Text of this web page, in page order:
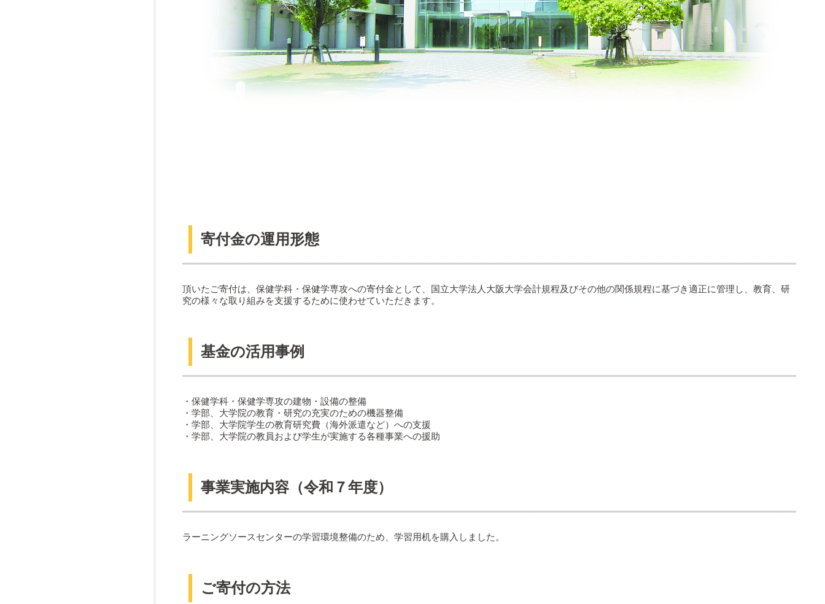
寄付金の運用形態
頂いたご寄付は、保健学科・保健学専攻への寄付金として、国立大学法人大阪大学会計規程及びその他の関係規程に基づき適正に管理し、教育、研
究の様々な取り組みを支援するために使わせていただきます。
基金の活用事例
・保健学科・保健学専攻の建物・設備の整備
・学部、大学院の教育・研究の充実のための機器整備
・学部、大学院学生の教育研究費（海外派遣など）への支援
・学部、大学院の教員および学生が実施する各種事業への援助
事業実施内容（令和７年度）
ラーニングソースセンターの学習環境整備のため、学習用机を購入しました。
ご寄付の方法